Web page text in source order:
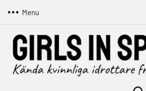
innehåll
Menu